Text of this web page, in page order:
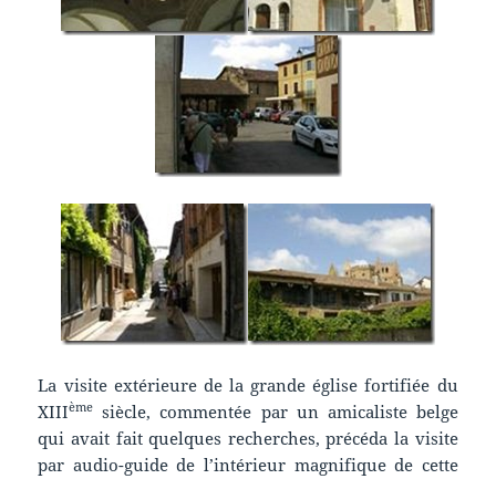
La visite extérieure de la grande église fortifiée du
XIIIème siècle, commentée par un amicaliste belge
qui avait fait quelques recherches, précéda la visite
par audio-guide de l’intérieur magnifique de cette